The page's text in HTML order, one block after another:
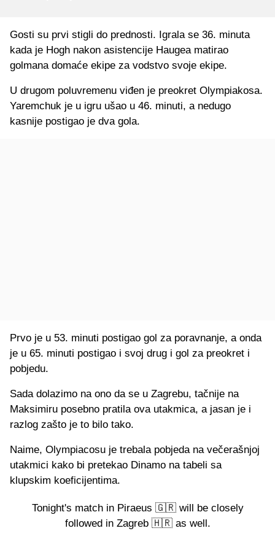
Gosti su prvi stigli do prednosti. Igrala se 36. minuta
kada je Hogh nakon asistencije Haugea matirao
golmana domaće ekipe za vodstvo svoje ekipe.
U drugom poluvremenu viđen je preokret Olympiakosa.
Yaremchuk je u igru ušao u 46. minuti, a nedugo
kasnije postigao je dva gola.
Prvo je u 53. minuti postigao gol za poravnanje, a onda
je u 65. minuti postigao i svoj drug i gol za preokret i
pobjedu.
Sada dolazimo na ono da se u Zagrebu, tačnije na
Maksimiru posebno pratila ova utakmica, a jasan je i
razlog zašto je to bilo tako.
Naime, Olympiacosu je trebala pobjeda na večerašnjoj
utakmici kako bi pretekao Dinamo na tabeli sa
klupskim koeficijentima.
Tonight's match in Piraeus 🇬🇷 will be closely
followed in Zagreb 🇭🇷 as well.